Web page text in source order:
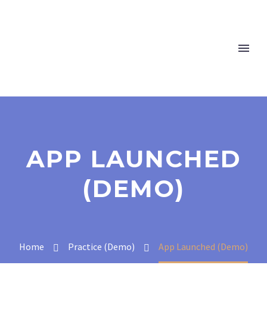
APP LAUNCHED
(DEMO)
Home Practice (Demo) App Launched (Demo)